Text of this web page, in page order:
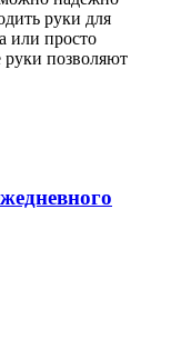
руки для
или просто
руки позволяют